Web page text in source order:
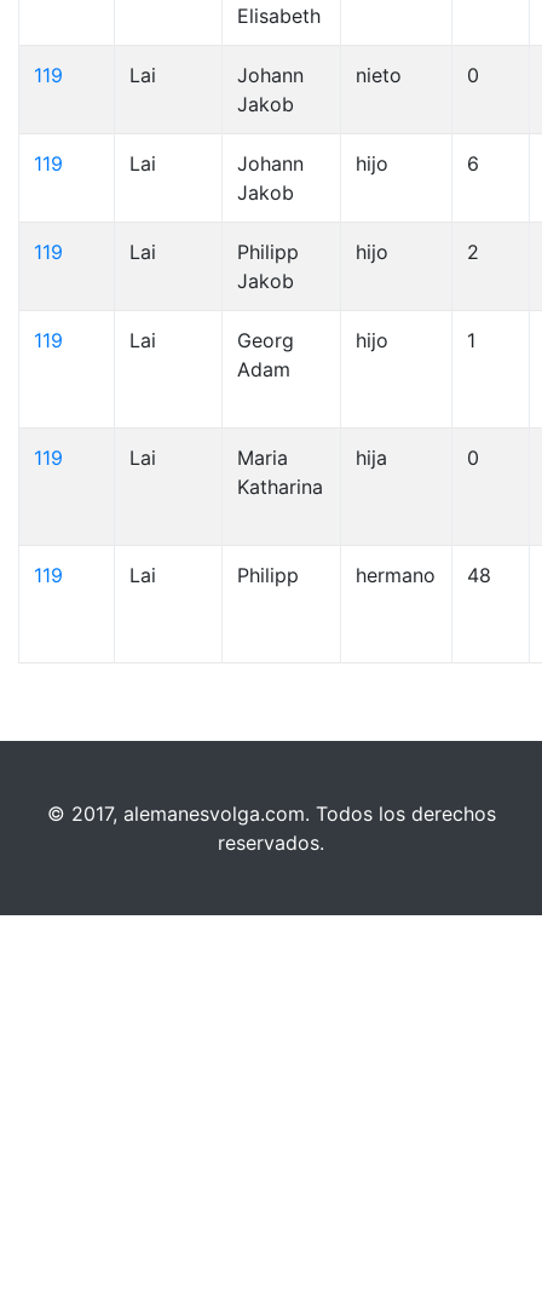
Elisabeth
119 Lai
Johann
Jakob
nieto 0
119 Lai
Johann
Jakob
hijo 6
119 Lai
Philipp
Jakob
hijo 2
119 Lai
Georg
Adam
hijo 1
119 Lai
Maria
Katharina
hija 0
119 Lai Philipp hermano 48
© 2017, alemanesvolga.com. Todos los derechos
reservados.